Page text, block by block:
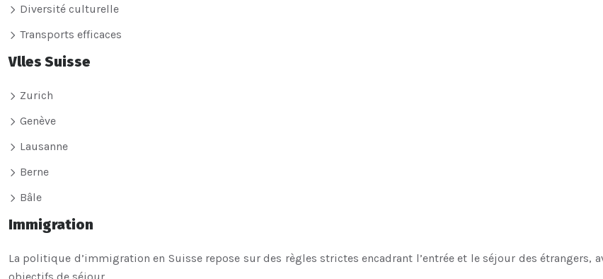
Diversité culturelle
Transports efficaces
Vlles Suisse
Zurich
Genève
Lausanne
Berne
Bâle
Immigration
La politique d’immigration en Suisse repose sur des règles strictes encadrant l’entrée et le séjour des